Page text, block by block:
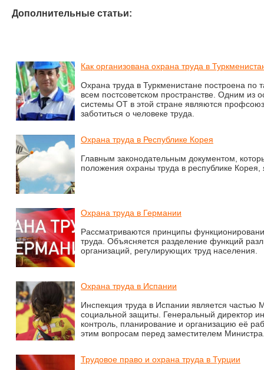
Дополнительные статьи:
Как организована охрана труда в
Охрана труда в Туркменистане построена по
всем постсоветском пространстве. Одним из
системы ОТ в этой стране являются
заботиться о человеке труда.
Охрана труда в Республике Корея
Главным законодательным документом,
положения охраны труда в республике Корея,
Охрана труда в Германии
Рассматриваются принципы
труда. Объясняется разделение функций
организаций, регулирующих труд населения.
Охрана труда в Испании
Инспекция труда в Испании является частью
социальной защиты. Генеральный директор
контроль, планирование и организацию её
этим вопросам перед заместителем
Трудовое право и охрана труда в Турции